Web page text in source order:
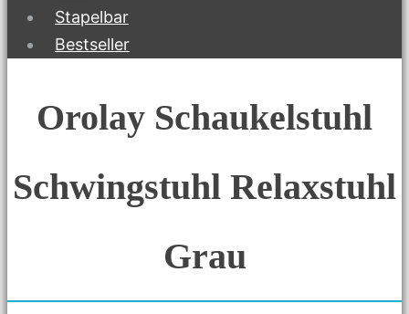
Stapelbar
Bestseller
Orolay Schaukelstuhl
Schwingstuhl Relaxstuhl
Grau